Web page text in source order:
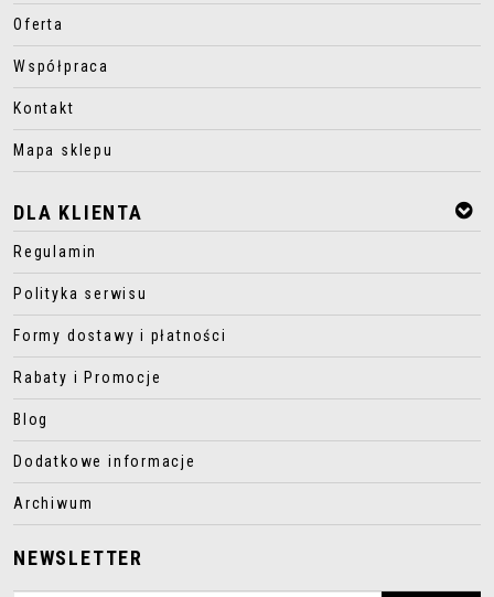
Oferta
Współpraca
Kontakt
Mapa sklepu
DLA KLIENTA
Regulamin
Polityka serwisu
Formy dostawy i płatności
Rabaty i Promocje
Blog
Dodatkowe informacje
Archiwum
NEWSLETTER